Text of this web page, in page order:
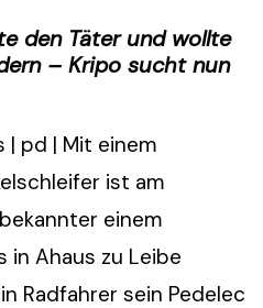
den Täter und wollte
– Kripo sucht nun
| pd | Mit einem
ist am
einem
in Ahaus zu Leibe
Radfahrer sein Pedelec